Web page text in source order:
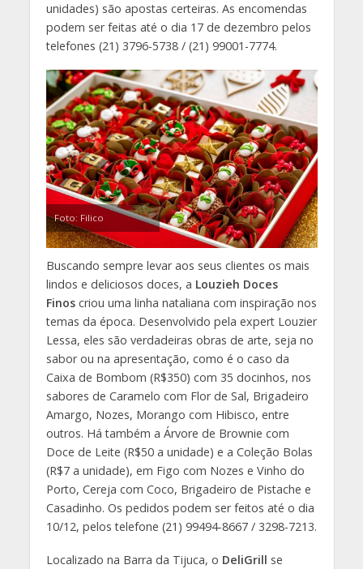
unidades) são apostas certeiras. As encomendas
podem ser feitas até o dia 17 de dezembro pelos
telefones (21) 3796-5738 / (21) 99001-7774.
Foto: Filico
Buscando sempre levar aos seus clientes os mais
lindos e deliciosos doces, a Louzieh Doces
Finoscriou uma linha nataliana com inspiração nos
temas da época. Desenvolvido pela expert Louzier
Lessa, eles são verdadeiras obras de arte, seja no
sabor ou na apresentação, como é o caso da
Caixa de Bombom (R$350) com 35 docinhos, nos
sabores de Caramelo com Flor de Sal, Brigadeiro
Amargo, Nozes, Morango com Hibisco, entre
outros. Há também a Árvore de Brownie com
Doce de Leite (R$50 a unidade) e a Coleção Bolas
(R$7 a unidade), em Figo com Nozes e Vinho do
Porto, Cereja com Coco, Brigadeiro de Pistache e
Casadinho. Os pedidos podem ser feitos até o dia
10/12, pelos telefone (21) 99494-8667 / 3298-7213.
Localizado na Barra da Tijuca, o DeliGrill se